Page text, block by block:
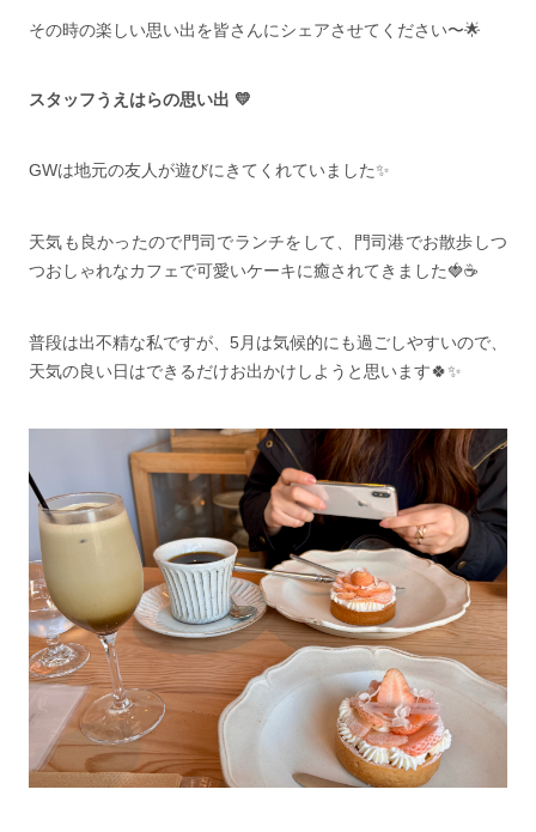
その時の楽しい思い出を皆さんにシェアさせてください〜🌟
スタッフうえはらの思い出 💛
GWは地元の友人が遊びにきてくれていました✨️
天気も良かったので門司でランチをして、門司港でお散歩しつ
つおしゃれなカフェで可愛いケーキに癒されてきました🍓☕
普段は出不精な私ですが、5月は気候的にも過ごしやすいので、
天気の良い日はできるだけお出かけしようと思います🍀✨️